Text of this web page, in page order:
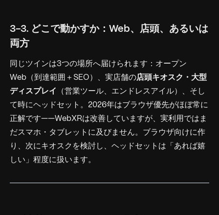
3-3. どこで動かすか：Web、店頭、あるいは
両方
同じツインは3つの場所へ届けられます：オープン
Web（到達範囲＋SEO）、実店舗の店頭キオスク・大型
ディスプレイ
（営業ツール、エンドレスアイル）、そし
て時にヘッドセット。2026年はブラウザ優先がほぼ常に
正解です——WebXRは改善していますが、実利用ではま
だスマホ・タブレットに及びません。ブラウザ向けに作
り、次にキオスクを検討し、ヘッドセットは「あれば嬉
しい」程度に扱います。